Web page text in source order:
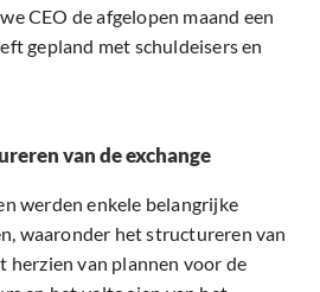
CEO de afgelopen maand een
gepland met schuldeisers en
van de exchange
werden enkele belangrijke
waaronder het structureren van
herzien van plannen voor de